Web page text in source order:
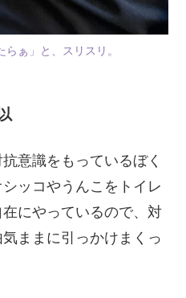
らぁ」と、スリスリ。
意識をもっているぼく
ッコやうんこをトイレ
にやっているので、対
ままに引っかけまくっ